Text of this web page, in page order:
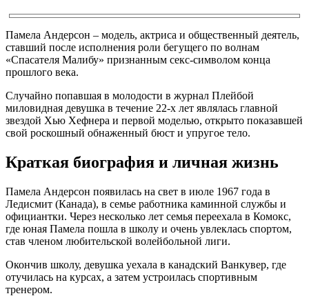
Памела Андерсон – модель, актриса и общественный деятель,
ставший после исполнения роли бегущего по волнам
«Спасателя Малибу» признанным секс-символом конца
прошлого века.
Случайно попавшая в молодости в журнал Плейбой
миловидная девушка в течение 22-х лет являлась главной
звездой Хью Хефнера и первой моделью, открыто показавшей
свой роскошный обнаженный бюст и упругое тело.
Краткая биография и личная жизнь
Памела Андерсон появилась на свет в июле 1967 года в
Ледисмит (Канада), в семье работника каминной службы и
официантки. Через несколько лет семья переехала в Комокс,
где юная Памела пошла в школу и очень увлеклась спортом,
став членом любительской волейбольной лиги.
Окончив школу, девушка уехала в канадский Ванкувер, где
отучилась на курсах, а затем устроилась спортивным
тренером.